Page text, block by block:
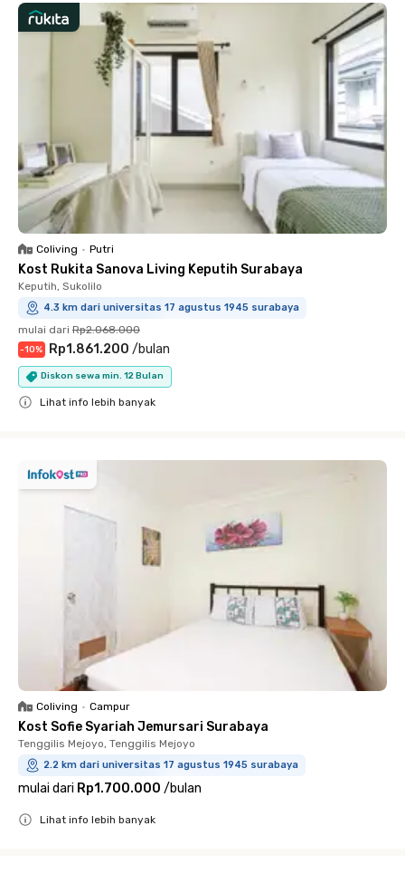
Coliving • Putri
Kost Rukita Sanova Living Keputih Surabaya
Keputih, Sukolilo
4.3 km dari universitas 17 agustus 1945 surabaya
mulai dari Rp2.068.000
-10% Rp1.861.200 /bulan
Diskon sewa min. 12 Bulan
Lihat info lebih banyak
Coliving • Campur
Kost Sofie Syariah Jemursari Surabaya
Tenggilis Mejoyo, Tenggilis Mejoyo
2.2 km dari universitas 17 agustus 1945 surabaya
mulai dari Rp1.700.000 /bulan
Lihat info lebih banyak